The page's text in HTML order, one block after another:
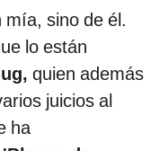
sino de él.
lo están
quien además
juicios al
ha